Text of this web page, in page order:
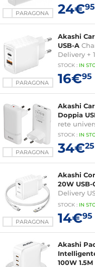
PARAGONA 24€95
PARAGONA
Akashi
USB-A
Delivery +
STOCK : IN
16€95
PARAGONA
Akashi
Doppia
rete
STOCK : IN
34€25
PARAGONA
Akashi
20W USB-
Delivery
Lightning
STOCK : IN
14€95
Akashi
100W 1.5M